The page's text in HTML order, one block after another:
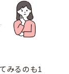
みるのも1